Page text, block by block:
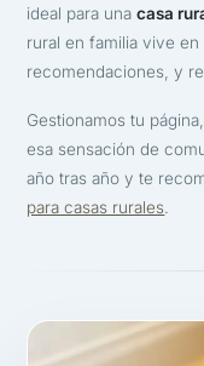
ideal para unacasa
rural en familia vive
recomendaciones, y
Gestionamos tu
esa sensación de
año tras año y te
para casas rurales